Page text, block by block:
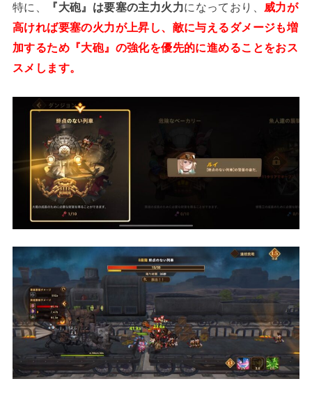
特に、 『大砲』は要塞の主力火力になっており、 威力が
高ければ要塞の火力が上昇し、敵に与えるダメージも増
加するため『大砲』の強化を優先的に進めることをおス
スメします。